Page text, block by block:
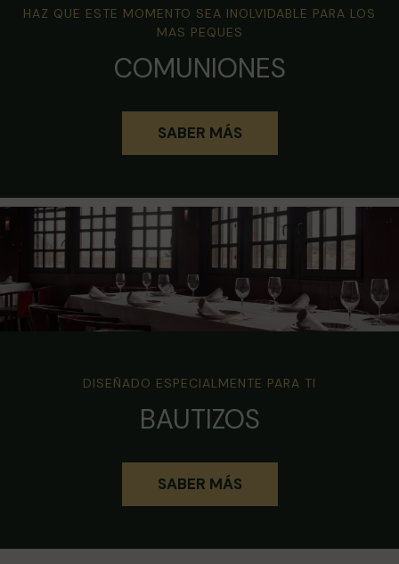
HAZ QUE ESTE MOMENTO SEA INOLVIDABLE PARA LOS
MAS PEQUES
COMUNIONES
SABER MÁS
DISEÑADO ESPECIALMENTE PARA TI
BAUTIZOS
SABER MÁS